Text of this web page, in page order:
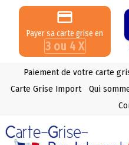
Payer sa carte grise en
3 ou 4 X
Paiement de votre carte
Carte Grise Import
Qui